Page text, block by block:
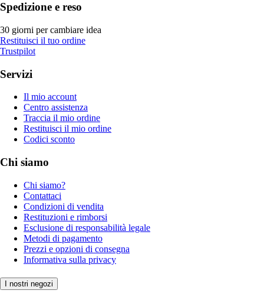
Spedizione e reso
30 giorni per cambiare idea
Restituisci il tuo ordine
Trustpilot
Servizi
Il mio account
Centro assistenza
Traccia il mio ordine
Restituisci il mio ordine
Codici sconto
Chi siamo
Chi siamo?
Contattaci
Condizioni di vendita
Restituzioni e rimborsi
Esclusione di responsabilità legale
Metodi di pagamento
Prezzi e opzioni di consegna
Informativa sulla privacy
I nostri negozi